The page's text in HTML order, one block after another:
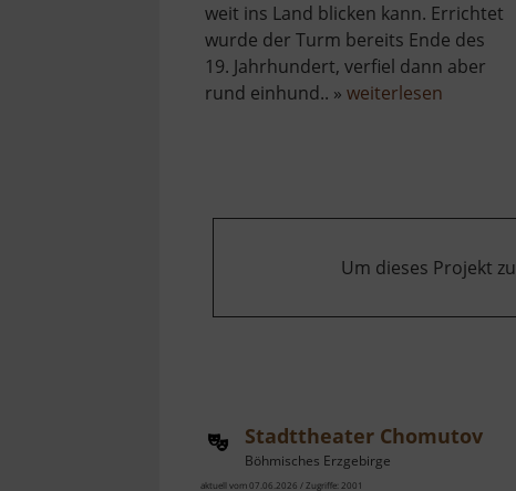
weit ins Land blicken kann. Errichtet
wurde der Turm bereits Ende des
19. Jahrhundert, verfiel dann aber
rund einhund.. » weiterlesen
Um dieses Projekt
Stadttheater Chomutov
Böhmisches Erzgebirge
aktuell vom 07.06.2026 / Zugriffe: 2001